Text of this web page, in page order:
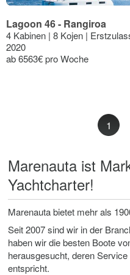
Lagoon 46 - Rangiroa
4 Kabinen | 8 Kojen |
2020
ab 6563€ pro Woche
1
Marenauta ist
Yachtcharter!
Marenauta bietet mehr als
Seit 2007 sind wir in der
haben wir die besten Boote
herausgesucht, deren
entspricht.